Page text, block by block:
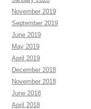
November 2019
September 2019
June 2019
May 2019
April 2019
December 2018
November 2018
June 2018
April 2018